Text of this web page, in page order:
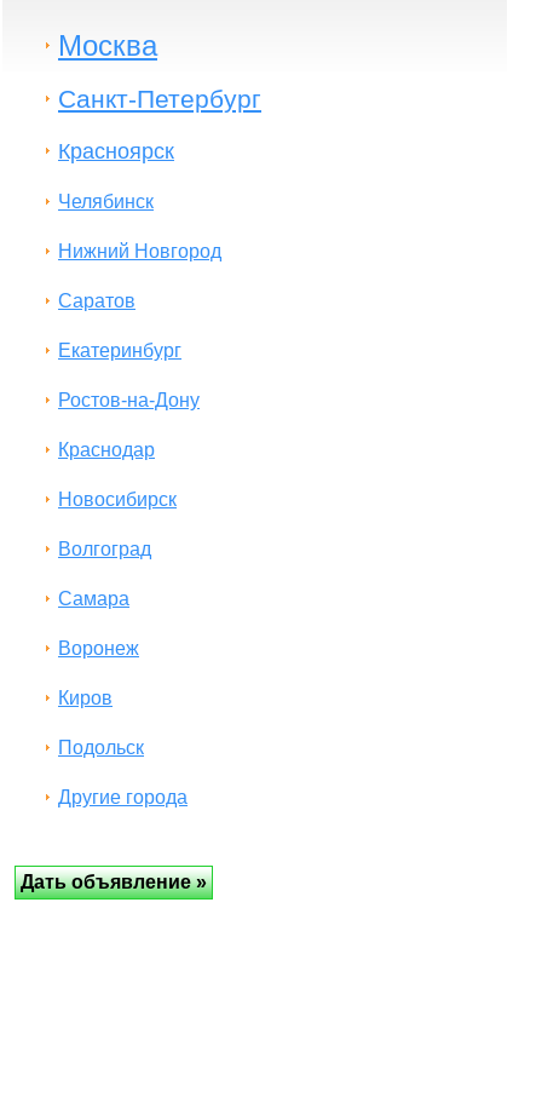
Москва
Санкт-Петербург
Красноярск
Челябинск
Нижний Новгород
Саратов
Екатеринбург
Ростов-на-Дону
Краснодар
Новосибирск
Волгоград
Самара
Воронеж
Киров
Подольск
Другие города